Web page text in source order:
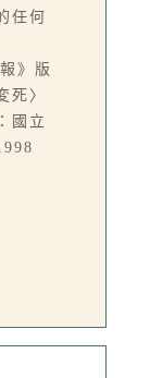
任何
》版
死〉
國立